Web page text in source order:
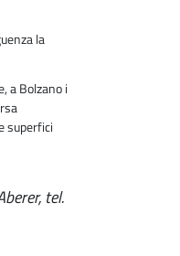
la
a Bolzano i
superfici
tel.